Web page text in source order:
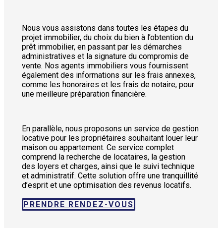
Nous vous assistons dans toutes les étapes du
projet immobilier, du choix du bien à l’obtention du
prêt immobilier, en passant par les démarches
administratives et la signature du compromis de
vente. Nos agents immobiliers vous fournissent
également des informations sur les frais annexes,
comme les honoraires et les frais de notaire, pour
une meilleure préparation financière.
En parallèle, nous proposons un service de gestion
locative pour les propriétaires souhaitant louer leur
maison ou appartement. Ce service complet
comprend la recherche de locataires, la gestion
des loyers et charges, ainsi que le suivi technique
et administratif. Cette solution offre une tranquillité
d’esprit et une optimisation des revenus locatifs.
PRENDRE RENDEZ-VOUS